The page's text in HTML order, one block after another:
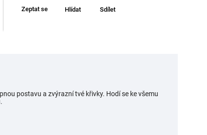
Zeptat se Hlídat Sdílet
postavu a zvýrazní tvé křivky. Hodí se ke všemu